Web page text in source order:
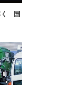
く 国